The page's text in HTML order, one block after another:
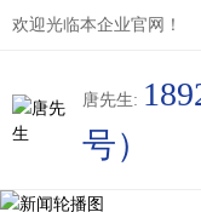
欢迎光临本企业官网！
唐先生:
号）